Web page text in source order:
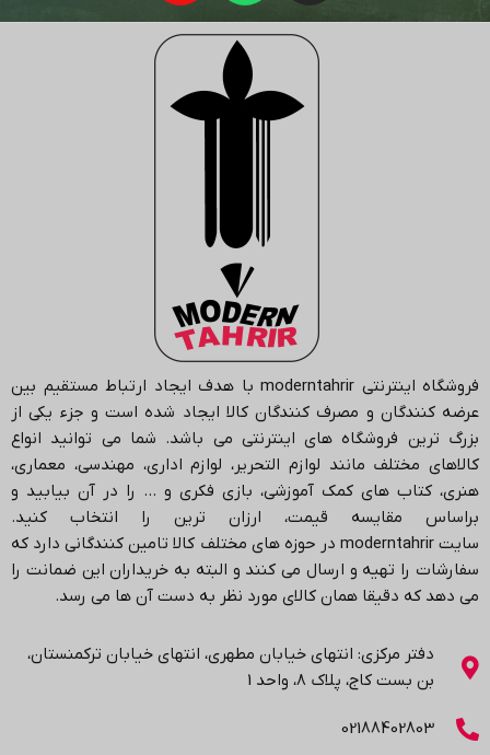
فروشگاه اینترنتی moderntahrir با هدف ایجاد ارتباط مستقیم بین
عرضه کنندگان و مصرف کنندگان کالا ایجاد شده است و جزء یکی از
بزرگ ترین فروشگاه های اینترنتی می باشد. شما می توانید انواع
کالاهای مختلف مانند لوازم التحریر، لوازم اداری، مهندسی، معماری،
هنری، کتاب های کمک آموزشی، بازی فکری و … را در آن بیابید و
براساس مقایسه قیمت، ارزان ترین را انتخاب کنید.
سایتmoderntahrir در حوزه های مختلف کالا تامین کنندگانی دارد که
سفارشات را تهیه و ارسال می کنند و البته به خریداران این ضمانت را
می دهد که دقیقا همان کالای مورد نظر به دست آن ها می رسد.
دفتر مرکزی: انتهاي خیابان مطهری، انتهاي خیابان ترکمنستان،
بن بست کاج، پلاک ۸، واحد 1
02188402803